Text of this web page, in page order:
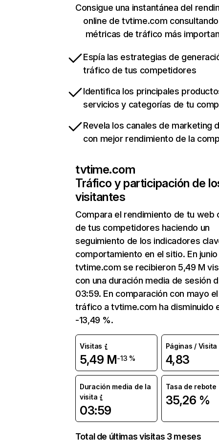
Consigue una instantánea del
online de tvtime.com
métricas de tráfico más
Espía las estrategias de
tráfico de tus competidores
Identifica los principales
servicios y categorías de tu
Revela los canales de marketing
con mejor rendimiento de la
tvtime.com
Tráfico y participación de
visitantes
Compara el rendimiento de tu web
de tus competidores haciendo un
seguimiento de los indicadores
comportamiento en el sitio. En junio
tvtime.com se recibieron 5,49 M
con una duración media de sesión
03:59. En comparación con mayo el
tráfico a tvtime.com ha disminuido
-13,49 %.
Visitas
5,49 M-13 %
Páginas / Visita
4,83
Duración media de la
visita
03:59
Tasa de rebote
35,26 %
Total de últimas visitas 3 meses